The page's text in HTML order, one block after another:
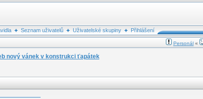
Seznam uživatelů Uživatelské skupiny
Přihlášení
Personál «
nový vánek v konstrukci ťapátek